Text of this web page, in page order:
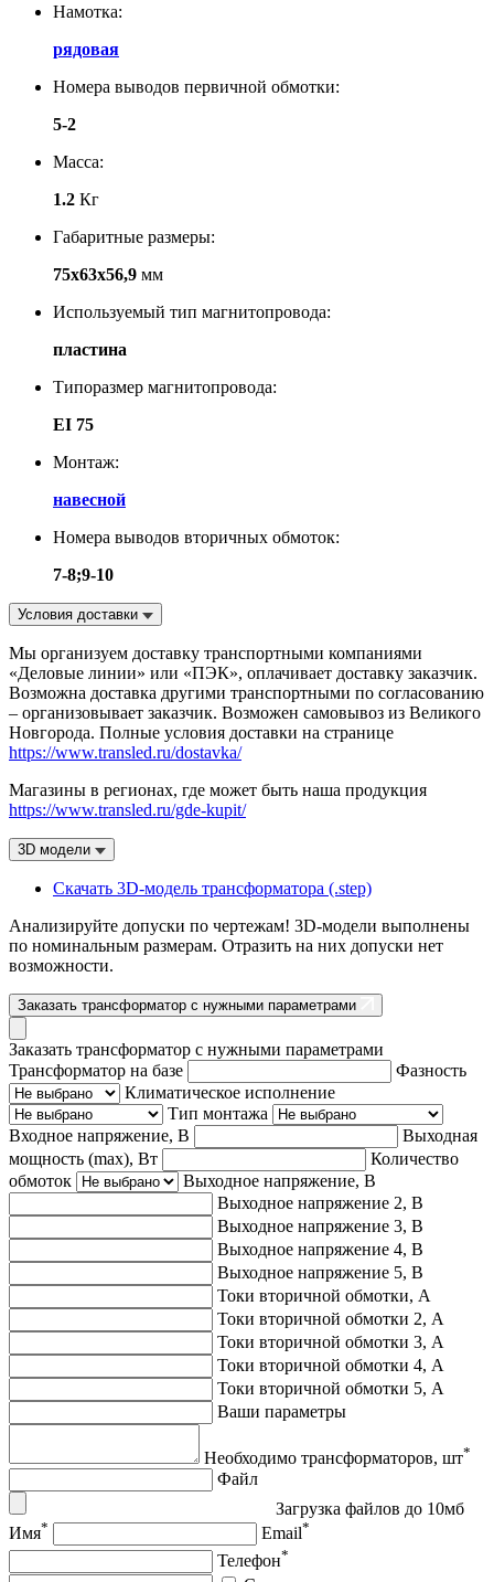
Намотка:
рядовая
Номера выводов первичной обмотки:
5-2
Масса:
1.2 Кг
Габаритные размеры:
75х63х56,9 мм
Используемый тип магнитопровода:
пластина
Типоразмер магнитопровода:
EI 75
Монтаж:
навесной
Номера выводов вторичных обмоток:
7-8;9-10
Условия доставки
Мы организуем доставку транспортными компаниями
«Деловые линии» или «ПЭК», оплачивает доставку заказчик.
Возможна доставка другими транспортными по согласованию
– организовывает заказчик. Возможен самовывоз из Великого
Новгорода. Полные условия доставки на странице
https://www.transled.ru/dostavka/
Магазины в регионах, где может быть наша продукция
https://www.transled.ru/gde-kupit/
3D модели
Скачать 3D-модель трансформатора (.step)
Анализируйте допуски по чертежам! 3D-модели выполнены
по номинальным размерам. Отразить на них допуски нет
возможности.
Заказать трансформатор с нужными параметрами
Заказать трансформатор с нужными параметрами
Трансформатор на базе
Фазность
Климатическое исполнение
Тип монтажа
Входное напряжение, В
Выходная
мощность (max), Вт
Количество
обмоток
Выходное напряжение, В
Выходное напряжение 2, В
Выходное напряжение 3, В
Выходное напряжение 4, В
Выходное напряжение 5, В
Токи вторичной обмотки, А
Токи вторичной обмотки 2, А
Токи вторичной обмотки 3, А
Токи вторичной обмотки 4, А
Токи вторичной обмотки 5, А
Ваши параметры
Необходимо трансформаторов, шт*
Файл
Загрузка файлов до 10мб
Имя* Email*
Телефон*